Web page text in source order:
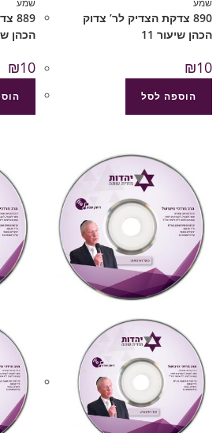
שמע
890 צדקת הצדיק לר’ צדוק
הכהן שיעור 11
₪10
הוספה לסל
שמע
הכהן
₪10